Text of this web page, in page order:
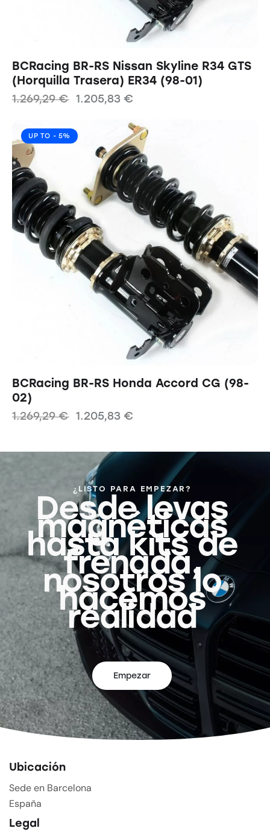
BCRacing BR-RS Nissan Skyline R34 GTS
(Horquilla Trasera) ER34 (98-01)
1.269,29€ 1.205,83 €
UP TO - 5%
BCRacing BR-RS Honda Accord CG (98-
02)
1.269,29€ 1.205,83 €
¿LISTO PARA EMPEZAR?
Desde levas
magnéticas
hasta kits de
frenada,
nosotros lo
hacemos
realidad
Empezar
Ubicación
Sede en Barcelona
España
Legal